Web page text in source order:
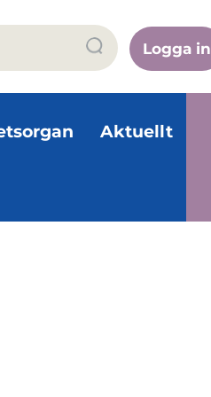
Logga in
Aktuellt